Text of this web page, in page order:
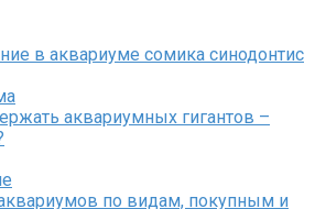
в аквариуме сомика синодонтис
аквариумных гигантов –
по видам, покупным и